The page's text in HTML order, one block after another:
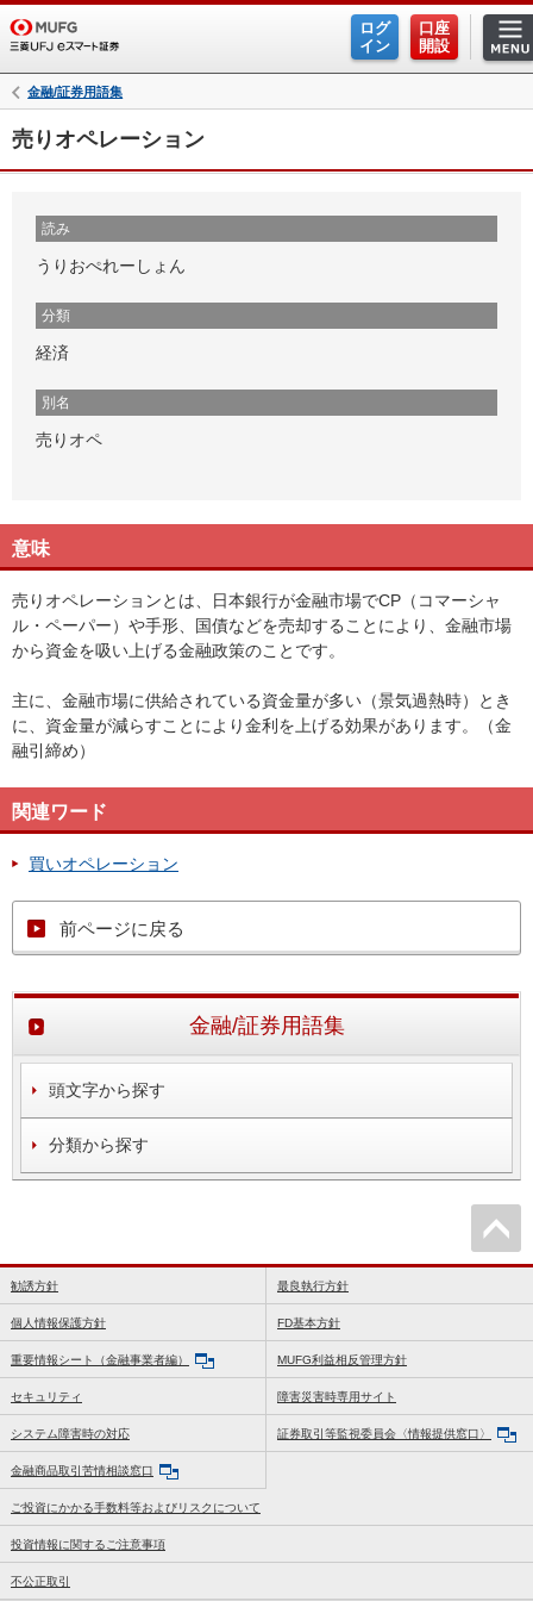
ログ
イン
口座
開設
金融/証券用語集
売りオペレーション
読み
うりおぺれーしょん
分類
経済
別名
売りオペ
意味
売りオペレーションとは、日本銀行が金融市場でCP（コマーシャ
ル・ペーパー）や手形、国債などを売却することにより、金融市場
から資金を吸い上げる金融政策のことです。
主に、金融市場に供給されている資金量が多い（景気過熱時）とき
に、資金量が減らすことにより金利を上げる効果があります。（金
融引締め）
関連ワード
買いオペレーション
前ページに戻る
金融/証券用語集
頭文字から探す
分類から探す
勧誘方針 最良執行方針
個人情報保護方針 FD基本方針
重要情報シート（金融事業者編） MUFG利益相反管理方針
セキュリティ 障害災害時専用サイト
システム障害時の対応 証券取引等監視委員会〈情報提供窓口〉
金融商品取引苦情相談窓口
ご投資にかかる手数料等およびリスクについて
投資情報に関するご注意事項
不公正取引